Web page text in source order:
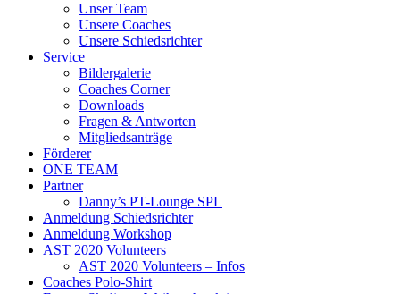
Unser Team
Unsere Coaches
Unsere Schiedsrichter
Service
Bildergalerie
Coaches Corner
Downloads
Fragen & Antworten
Mitgliedsanträge
Förderer
ONE TEAM
Partner
Danny’s PT-Lounge SPL
Anmeldung Schiedsrichter
Anmeldung Workshop
AST 2020 Volunteers
AST 2020 Volunteers – Infos
Coaches Polo-Shirt